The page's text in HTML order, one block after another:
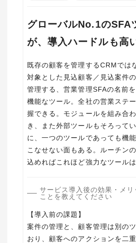
グローバルNo.1のSFA
が、導入ハードルも高
既存の顧客を管理するCRMでは
対象とした見込顧客／見込案件
管理する、営業管理SFAの名前
機能なツール。全社の営業ステ
握できる。モジュールを組み合
き、また外部ツールもそろって
に、一つのツールであっても機
こなせない面もある。ルーチン
込めればこれほど強力なツールは
サービス導入後の効果・メリ
ことを教えてください
【導入前の課題】
案件の管理と、顧客管理は別の
おり、顧客へのアクションを二